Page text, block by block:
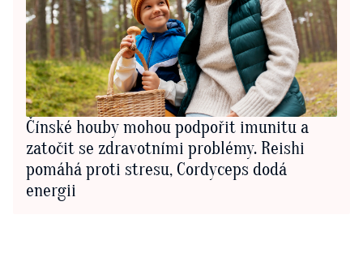
Čínské houby mohou podpořit imunitu a
zatočit se zdravotními problémy. Reishi
pomáhá proti stresu, Cordyceps dodá
energii